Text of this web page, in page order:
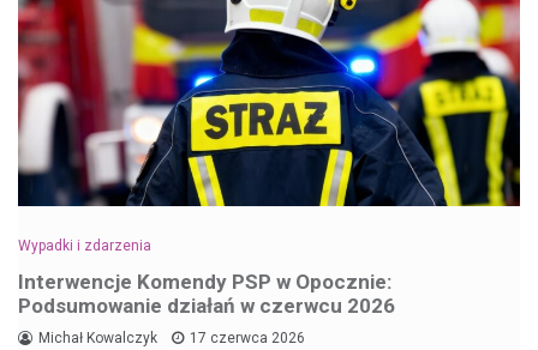
Wypadki i zdarzenia
Interwencje Komendy PSP w Opocznie:
Podsumowanie działań w czerwcu 2026
Michał Kowalczyk 17 czerwca 2026